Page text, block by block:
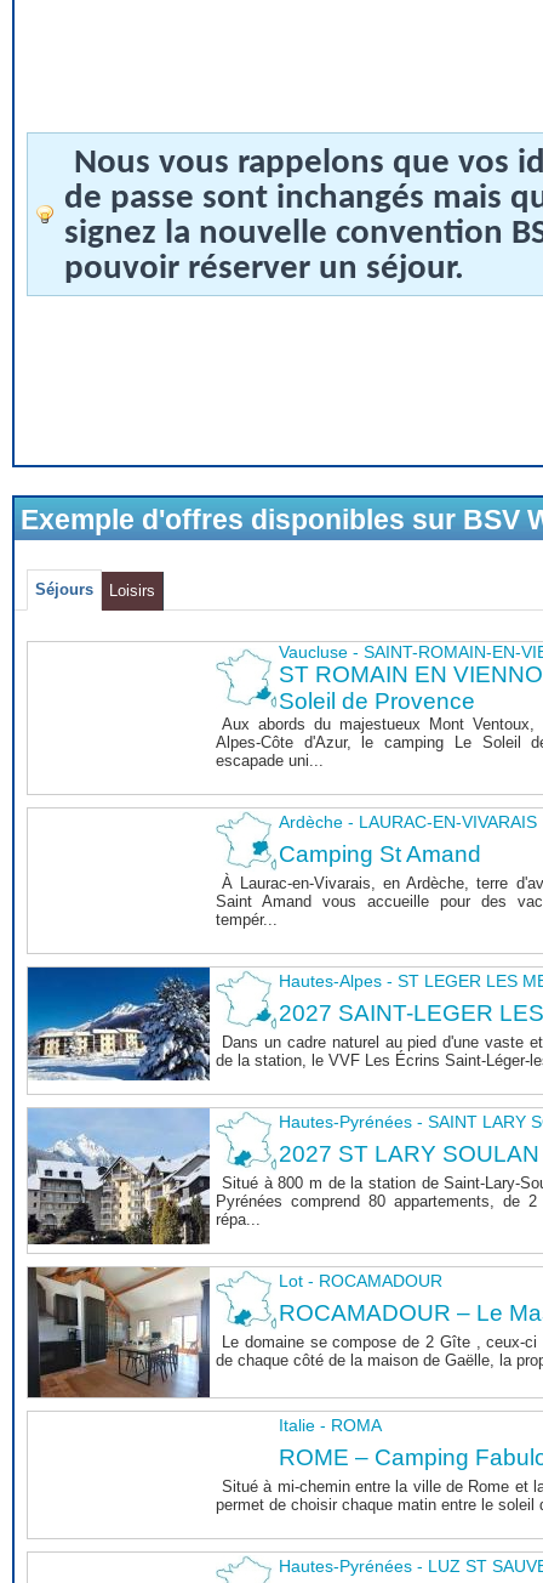
Nous vous rappelons que vos
de passe sont inchangés mais
signez la nouvelle convention
pouvoir réserver un séjour.
Exemple d'offres disponibles sur BSV
Séjours Loisirs
Vaucluse - SAINT-ROMAIN-EN-
ST ROMAIN EN
Soleil de Provence
Aux abords du majestueux Mont
Alpes-Côte d'Azur, le camping Le Soleil
escapade uni...
Ardèche - LAURAC-EN-VIVARAIS
Camping St Amand
À Laurac-en-Vivarais, en Ardèche, terre
Saint Amand vous accueille pour des
tempér...
Hautes-Alpes - ST LEGER LES
2027 SAINT-LEGER
Dans un cadre naturel au pied d'une vaste
de la station, le VVF Les Écrins Saint-Léger-
Hautes-Pyrénées - SAINT LARY
2027 ST LARY SOULAN
Situé à 800 m de la station de Saint-Lary-
Pyrénées comprend 80 appartements, de
répa...
Lot - ROCAMADOUR
ROCAMADOUR – Le
Le domaine se compose de 2 Gîte , ceux-
de chaque côté de la maison de Gaëlle, la
Italie - ROMA
ROME – Camping
Situé à mi-chemin entre la ville de Rome et
permet de choisir chaque matin entre le soleil
Hautes-Pyrénées - LUZ ST